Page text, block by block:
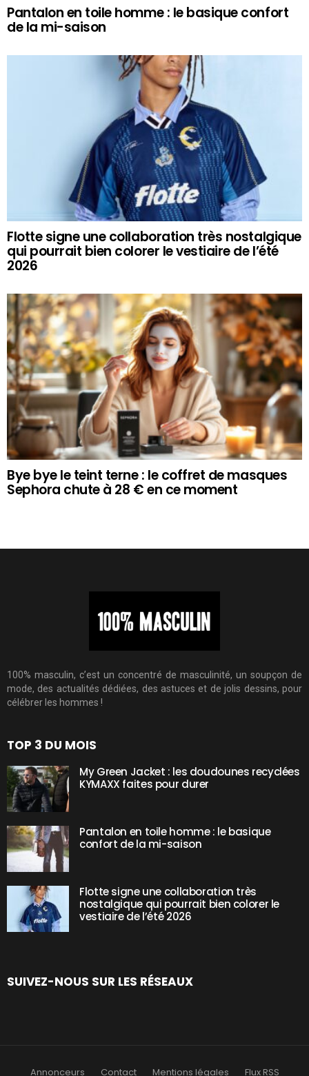
Pantalon en toile homme : le basique confort
de la mi-saison
Flotte signe une collaboration très nostalgique
qui pourrait bien colorer le vestiaire de l’été
2026
Bye bye le teint terne : le coffret de masques
Sephora chute à 28 € en ce moment
100% masculin, c’est un concentré de masculinité, un soupçon de
mode, des actualités dédiées, des astuces et de jolis dessins, pour
célébrer les hommes !
TOP 3 DU MOIS
My Green Jacket : les doudounes recyclées
KYMAXX faites pour durer
Pantalon en toile homme : le basique
confort de la mi-saison
Flotte signe une collaboration très
nostalgique qui pourrait bien colorer le
vestiaire de l’été 2026
SUIVEZ-NOUS SUR LES RÉSEAUX
Annonceurs Contact Mentions légales Flux RSS